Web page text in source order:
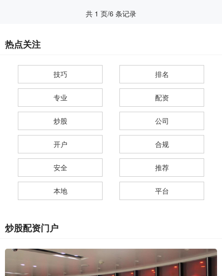
共 1 页/6 条记录
热点关注
技巧 排名
专业 配资
炒股 公司
开户 合规
安全 推荐
本地 平台
炒股配资门户